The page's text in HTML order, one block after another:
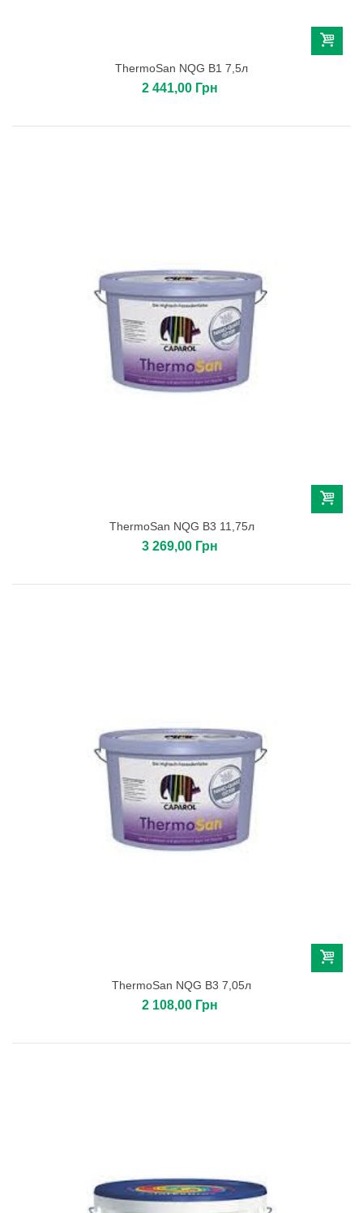
ThermoSan NQG B1 7,5л
2 441,00 Грн
ThermoSan NQG B3 11,75л
3 269,00 Грн
ThermoSan NQG B3 7,05л
2 108,00 Грн